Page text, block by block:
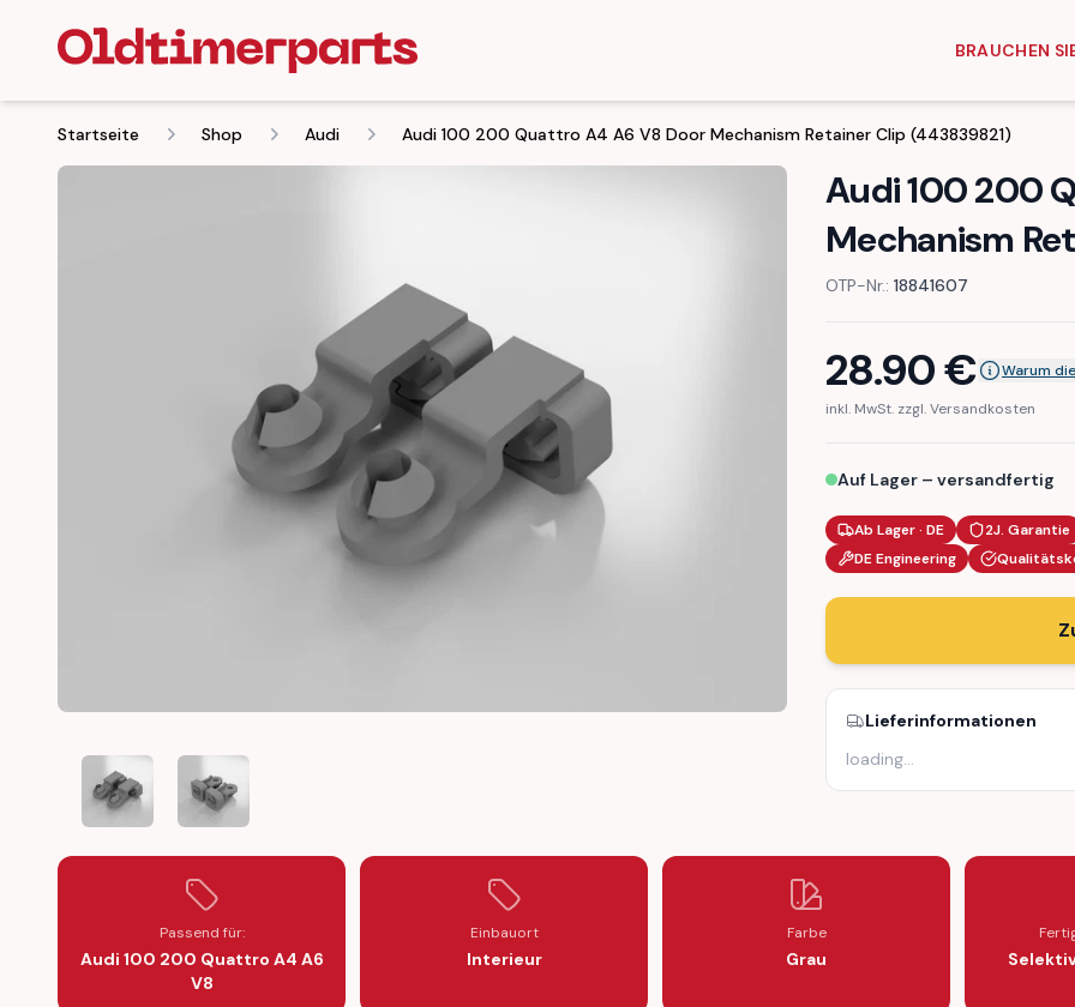
BRAUCHEN
Startseite Shop Audi Audi 100 200 Quattro A4 A6 V8 Door Mechanism Retainer Clip (443839821)
AUDI 100 200 QUATTRO A4 A6 V8 DOOR MECHANISM RETAINER CLIP (443839821)
AUDI 100 200 QUATTRO A4 A6 V8 DOOR MECHANISM RETAINER CLIP (443839821)
Audi 100 200
Mechanism
OTP-Nr.: 18841607
28.90€
Warum
inkl. MwSt. zzgl. Versandkosten
Auf Lager – versandfertig
Ab Lager · DE 2J. Garantie
DE Engineering
Lieferinformationen
loading…
Passend für:
Audi 100 200 Quattro A4 A6
V8
Einbauort
Interieur
Farbe
Grau